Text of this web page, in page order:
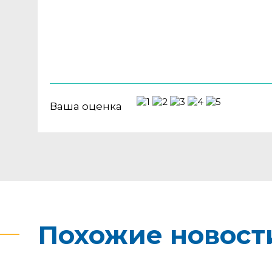
Ваша оценка
Похожие